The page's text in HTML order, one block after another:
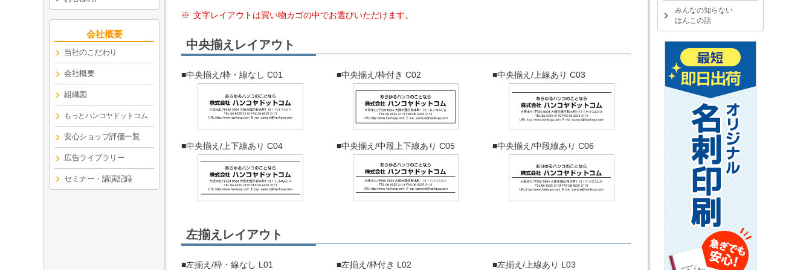
文字レイアウトは買い物カゴの中でお選びいただけます。
中央揃えレイアウト
■中央揃え/枠・線なし C01 ■中央揃え/枠付き C02 ■中央揃え/上線あり C03
■中央揃え/上下線あり C04 ■中央揃え/中段上下線あり C05 ■中央揃え/中段線あり C06
左揃えレイアウト
■左揃え/枠・線なし L01 ■左揃え/枠付き L02 ■左揃え/上線あり L03
会社概要
当社のこだわり
会社概要
組織図
もっとハンコヤドットコム
安心ショップ評価一覧
広告ライブラリー
セミナー・講演記録
みんなの知らない
はんこの話